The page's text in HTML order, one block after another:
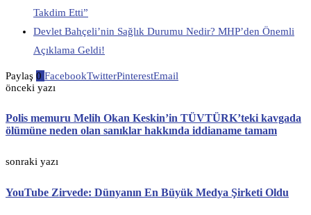
Takdim Etti”
Devlet Bahçeli’nin Sağlık Durumu Nedir? MHP’den Önemli
Açıklama Geldi!
Paylaş 0 FacebookTwitterPinterestEmail
önceki yazı
Polis memuru Melih Okan Keskin’in TÜVTÜRK’teki kavgada
ölümüne neden olan sanıklar hakkında iddianame tamam
sonraki yazı
YouTube Zirvede: Dünyanın En Büyük Medya Şirketi Oldu